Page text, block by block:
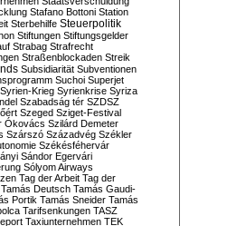
Stafano Bottoni Station
Sterbehilfe Steuerpolitik
Stiftungen Stiftungsgelder
Strabag Strafrecht
Straßenblockaden Streik
Subsidiarität Subventionen
Suchoi Superjet
Syrien-Krieg Syrienkrise Syriza
Szabadság tér SZDSZ
Szeged Sziget-Festival
Ókovács Szilárd Demeter
Szárszó Századvég Székler
Székésféhervár
Sándor Egervári
Sólyom Airways
Tag der Arbeit Tag der
Tamás Deutsch Tamás Gaudi-
Portik Tamás Sneider Tamás
Tarifsenkungen TASZ
Taxiunternehmen TEK